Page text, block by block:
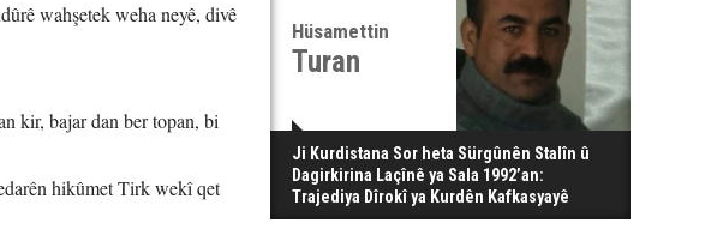
wahşetek weha neyê, divê
kir, bajar dan ber topan, bi
hikûmet Tirk wekî qet
Hüsamettin
Turan
Ji Kurdistana Sor heta Sürgûnên Stalîn û
Dagirkirina Laçînê ya Sala 1992’an:
Trajediya Dîrokî ya Kurdên Kafkasyayê